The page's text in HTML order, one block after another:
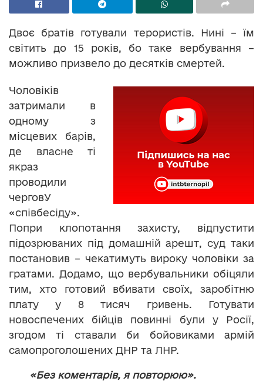
Двоє братів готували терористів. Нині – їм
світить до 15 років, бо таке вербування –
можливо призвело до десятків смертей.
Чоловіків
затримали в
одному з
місцевих барів,
де власне ті
якраз
проводили
черговУ
«співбесіду».
Попри клопотання захисту, відпустити
підозрюваних під домашній арешт, суд таки
постановив – чекатимуть вироку чоловіки за
гратами. Додамо, що вербувальники обіцяли
тим, хто готовий вбивати своїх, заробітню
плату у 8 тисяч гривень. Готувати
новоспечених бійців повинні були у Росії,
згодом ті ставали би бойовиками армій
самопроголошених ДНР та ЛНР.
«Без коментарів, я повторюю».